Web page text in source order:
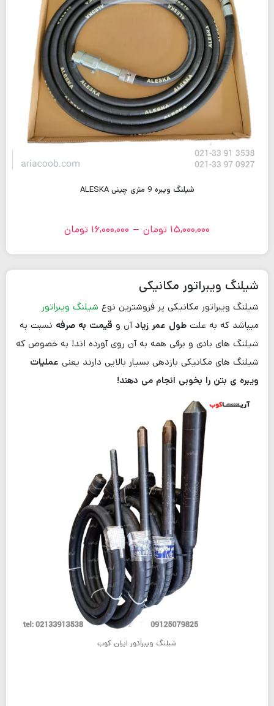
شیلنگ ویبره 9 متری چینی ALESKA
15,000,000 تومان –
16,000,000 تومان
شیلنگ ویبراتور مکانیکی
شیلنگ ویبراتور مکانیکی پر فروشترین نوع شیلنگ ویبراتور
میباشد که به علت طول عمر زیادآن و قیمت به صرفه نسبت به
شیلنگ های بادی و برقی همه به آن روی آورده اند! به خصوص که
شیلنگ های مکانیکی بازدهی بسیار بالایی دارند یعنی عملیات
ویبره ی بتن را بخوبی انجام می دهند!
شیلنگ ویبراتور ایران کوب